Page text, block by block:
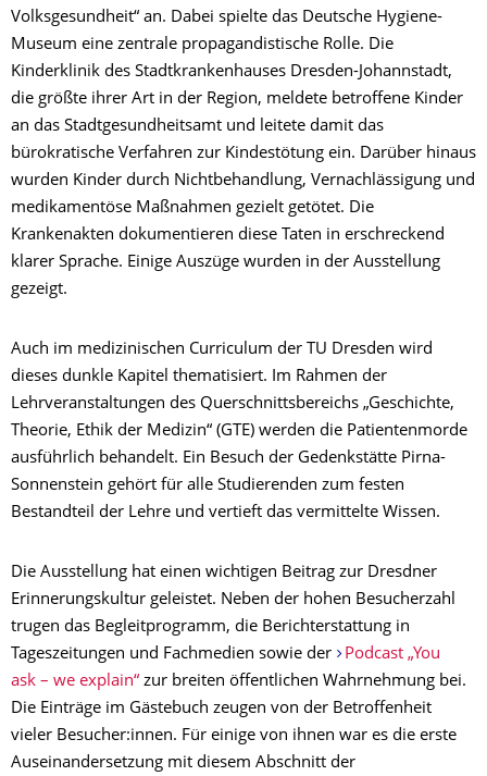
Volksgesundheit“ an. Dabei spielte das Deutsche Hygiene-
Museum eine zentrale propagandistische Rolle. Die
Kinderklinik des Stadtkrankenhauses Dresden-Johannstadt,
die größte ihrer Art in der Region, meldete betroffene Kinder
an das Stadtgesundheitsamt und leitete damit das
bürokratische Verfahren zur Kindestötung ein. Darüber hinaus
wurden Kinder durch Nichtbehandlung, Vernachlässigung und
medikamentöse Maßnahmen gezielt getötet. Die
Krankenakten dokumentieren diese Taten in erschreckend
klarer Sprache. Einige Auszüge wurden in der Ausstellung
gezeigt.
Auch im medizinischen Curriculum der TU Dresden wird
dieses dunkle Kapitel thematisiert. Im Rahmen der
Lehrveranstaltungen des Querschnittsbereichs „Geschichte,
Theorie, Ethik der Medizin“ (GTE) werden die Patientenmorde
ausführlich behandelt. Ein Besuch der Gedenkstätte Pirna-
Sonnenstein gehört für alle Studierenden zum festen
Bestandteil der Lehre und vertieft das vermittelte Wissen.
Die Ausstellung hat einen wichtigen Beitrag zur Dresdner
Erinnerungskultur geleistet. Neben der hohen Besucherzahl
trugen das Begleitprogramm, die Berichterstattung in
Tageszeitungen und Fachmedien sowie der
Podcast „You
ask – we explain“ zur breiten öffentlichen Wahrnehmung bei.
Die Einträge im Gästebuch zeugen von der Betroffenheit
vieler Besucher:innen. Für einige von ihnen war es die erste
Auseinandersetzung mit diesem Abschnitt der